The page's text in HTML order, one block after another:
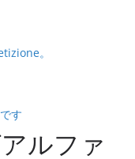
。
す
ルファ